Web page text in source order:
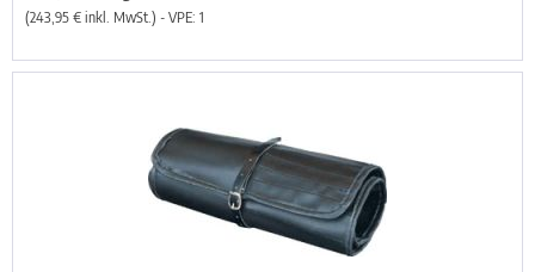
(243,95 € inkl. MwSt.) - VPE: 1